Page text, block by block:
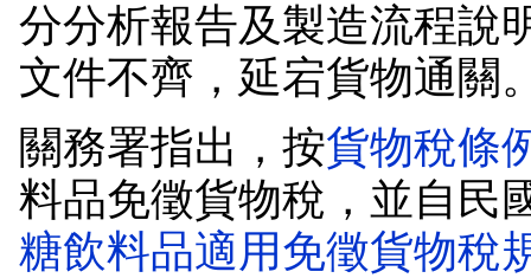
分分析報告及製造流程說
文件不齊，延宕貨物通關
關務署指出，按貨物稅條
料品免徵貨物稅，並自民
糖飲料品適用免徵貨物稅